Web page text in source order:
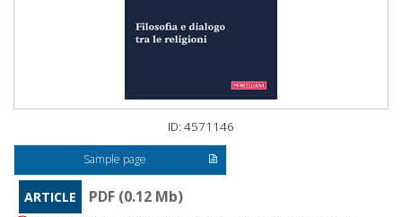
ID: 4571146
Sample page
ARTICLE
PDF (0.12 Mb)